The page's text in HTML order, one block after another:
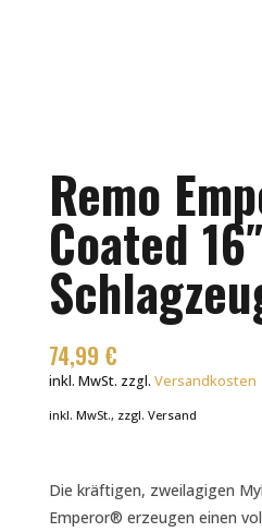
Remo
Coated 16″
74,99 €
inkl. MwSt. zzgl. Versandkosten
inkl. MwSt., zzgl. Versand
Die kräftigen, zweilagigen
Emperor® erzeugen einen